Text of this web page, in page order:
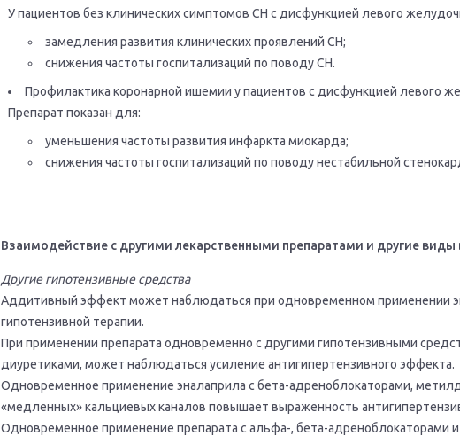
У пациентов без клинических симптомов СН с дисфункцией левого
замедления развития клинических проявлений СН;
снижения частоты госпитализаций по поводу СН.
Профилактика коронарной ишемии у пациентов с дисфункцией левого
Препарат показан для:
уменьшения частоты развития инфаркта миокарда;
снижения частоты госпитализаций по поводу нестабильной
Взаимодействие с другими лекарственными препаратами и другие
Другие гипотензивные средства
Аддитивный эффект может наблюдаться при одновременном применении
гипотензивной терапии.
При применении препарата одновременно с другими гипотензивными
диуретиками, может наблюдаться усиление антигипертензивного эффекта.
Одновременное применение эналаприла с бета-адреноблокаторами,
«медленных» кальциевых каналов повышает выраженность
Одновременное применение препарата с альфа-, бета-адреноблокаторами и